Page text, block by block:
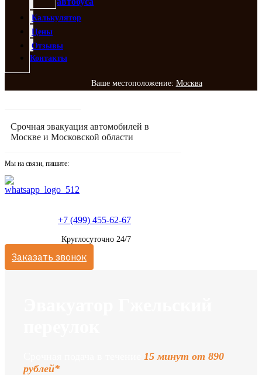
Калькулятор
Цены
Отзывы
Контакты
Ваше местоположение: Москва
Срочная эвакуация автомобилей в
Москве и Московской области
Мы на связи, пишите:
+7 (499) 455-62-67
Круглосуточно 24/7
Заказать звонок
15 минут от 890
рублей*